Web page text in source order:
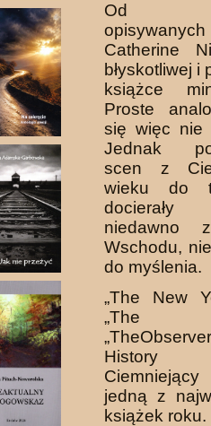
Od
Catherine
błyskotliwej i
książce
Proste
się więc nie
Jednak
scen z
wieku do
niedawno
Wschodu,
do myślenia.
„The New
„The
History
jedną z
książek roku.